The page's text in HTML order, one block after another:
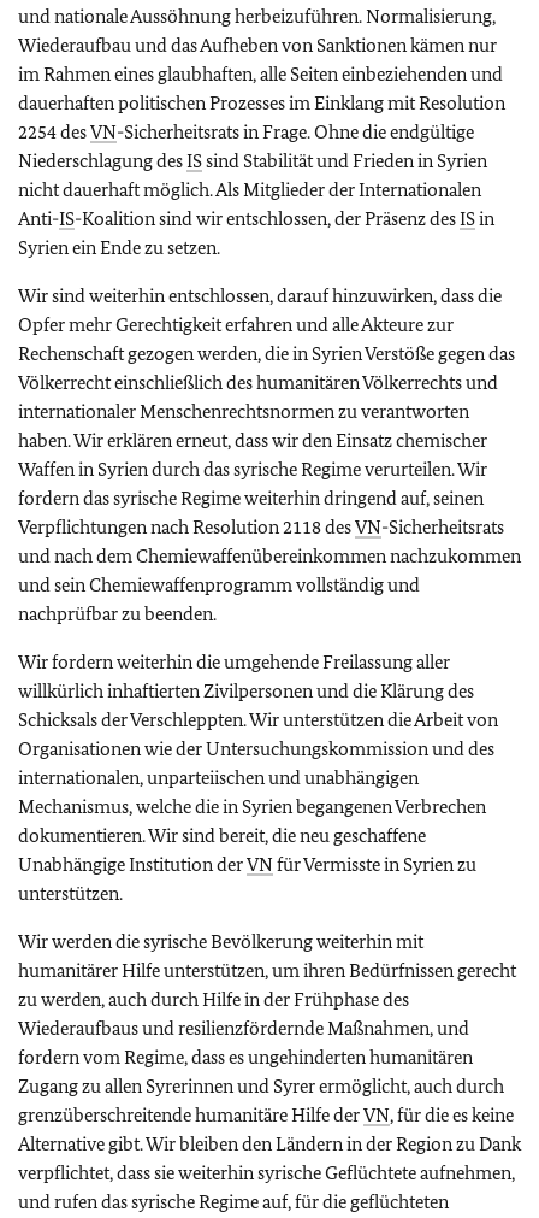
und nationale Aussöhnung herbeizuführen. Normalisierung,
Wiederaufbau und das Aufheben von Sanktionen kämen nur
im Rahmen eines glaubhaften, alle Seiten einbeziehenden und
dauerhaften politischen Prozesses im Einklang mit Resolution
2254 desVN-Sicherheitsrats in Frage. Ohne die endgültige
Niederschlagung desISsind Stabilität und Frieden in Syrien
nicht dauerhaft möglich. Als Mitglieder der Internationalen
Anti-IS-Koalition sind wir entschlossen, der Präsenz desISin
Syrien ein Ende zu setzen.
Wir sind weiterhin entschlossen, darauf hinzuwirken, dass die
Opfer mehr Gerechtigkeit erfahren und alle Akteure zur
Rechenschaft gezogen werden, die in Syrien Verstöße gegen das
Völkerrecht einschließlich des humanitären Völkerrechts und
internationaler Menschenrechtsnormen zu verantworten
haben. Wir erklären erneut, dass wir den Einsatz chemischer
Waffen in Syrien durch das syrische Regime verurteilen. Wir
fordern das syrische Regime weiterhin dringend auf, seinen
Verpflichtungen nach Resolution 2118 desVN-Sicherheitsrats
und nach dem Chemiewaffenübereinkommen nachzukommen
und sein Chemiewaffenprogramm vollständig und
nachprüfbar zu beenden.
Wir fordern weiterhin die umgehende Freilassung aller
willkürlich inhaftierten Zivilpersonen und die Klärung des
Schicksals der Verschleppten. Wir unterstützen die Arbeit von
Organisationen wie der Untersuchungskommission und des
internationalen, unparteiischen und unabhängigen
Mechanismus, welche die in Syrien begangenen Verbrechen
dokumentieren. Wir sind bereit, die neu geschaffene
Unabhängige Institution derVNfür Vermisste in Syrien zu
unterstützen.
Wir werden die syrische Bevölkerung weiterhin mit
humanitärer Hilfe unterstützen, um ihren Bedürfnissen gerecht
zu werden, auch durch Hilfe in der Frühphase des
Wiederaufbaus und resilienzfördernde Maßnahmen, und
fordern vom Regime, dass es ungehinderten humanitären
Zugang zu allen Syrerinnen und Syrer ermöglicht, auch durch
grenzüberschreitende humanitäre Hilfe derVN, für die es keine
Alternative gibt. Wir bleiben den Ländern in der Region zu Dank
verpflichtet, dass sie weiterhin syrische Geflüchtete aufnehmen,
und rufen das syrische Regime auf, für die geflüchteten